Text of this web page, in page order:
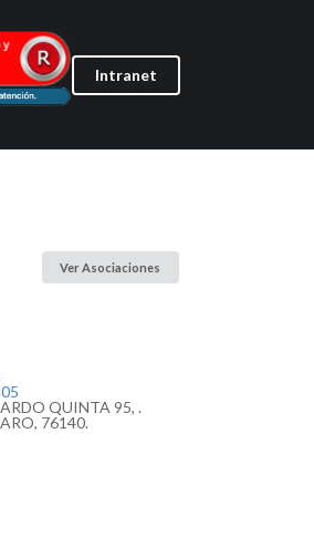
Intranet
Ver Asociaciones
QUINTA 95, .
76140.